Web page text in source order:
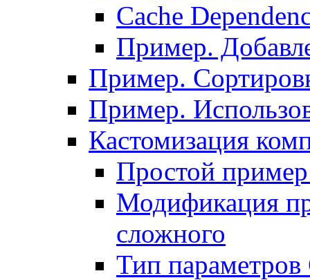
Сache
Пример.
Пример.
Пример.
Кастомизация
Простой
Модификация
сложного
Тип